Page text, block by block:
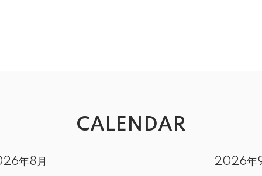
CALENDAR
年8月 2026年